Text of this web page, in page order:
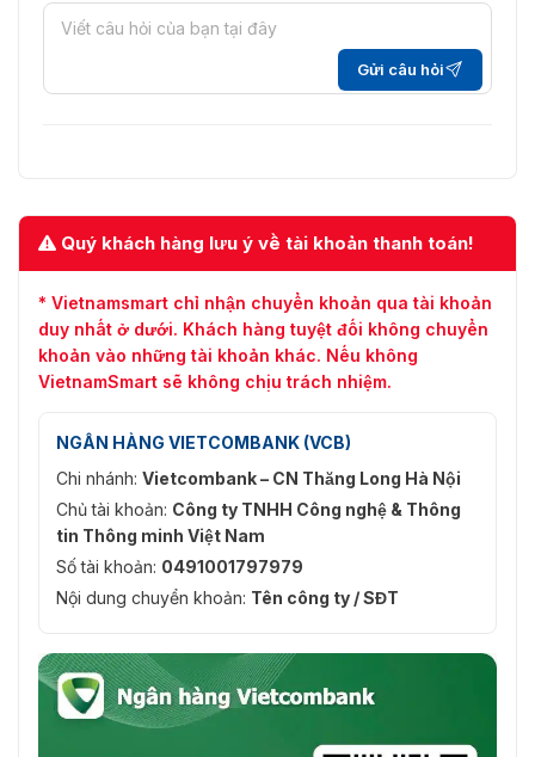
Gửi câu hỏi
Quý khách hàng lưu ý về tài khoản thanh toán!
* Vietnamsmart chỉ nhận chuyển khoản qua tài khoản
duy nhất ở dưới. Khách hàng tuyệt đối không chuyển
khoản vào những tài khoản khác. Nếu không
VietnamSmart sẽ không chịu trách nhiệm.
NGÂN HÀNG VIETCOMBANK (VCB)
Chi nhánh: Vietcombank – CN Thăng Long Hà Nội
Chủ tài khoản: Công ty TNHH Công nghệ & Thông
tin Thông minh Việt Nam
Số tài khoản: 0491001797979
Nội dung chuyển khoản: Tên công ty / SĐT